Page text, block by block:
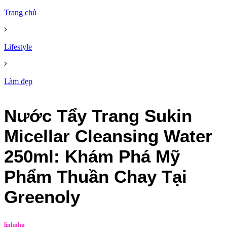
Trang chủ
Lifestyle
Làm đẹp
Nước Tẩy Trang Sukin
Micellar Cleansing Water
250ml: Khám Phá Mỹ
Phẩm Thuần Chay Tại
Greenoly
linhnhu